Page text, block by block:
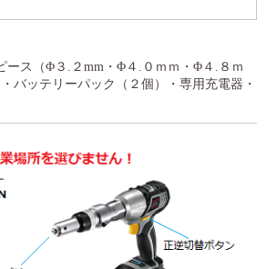
ース（Φ３.２mm・Φ４.０ｍｍ・Φ４.８ｍ
バッテリーパック（２個）・専用充電器・